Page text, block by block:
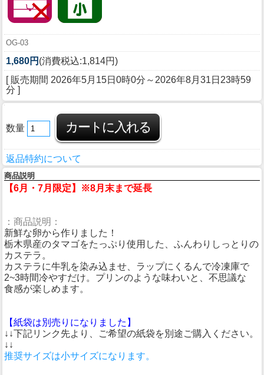
OG-03
1,680円 (消費税込:1,814円)
[ 販売期間 2026年5月15日0時0分 ～ 2026年8月31日23時59
分 ]
数量
返品特約について
商品説明
【6月・7月限定】※8月末まで延長
：商品説明：
新鮮な卵から作りました！
栃木県産のタマゴをたっぷり使用した、ふんわりしっとりの
カステラ。
カステラに牛乳を染み込ませ、ラップにくるんで冷凍庫で
2~3時間冷やすだけ。プリンのような味わいと、不思議な
食感が楽しめます。
【紙袋は別売りになりました】
↓↓下記リンク先より、ご希望の紙袋を別途ご購入ください。
↓↓
推奨サイズは小サイズになります。